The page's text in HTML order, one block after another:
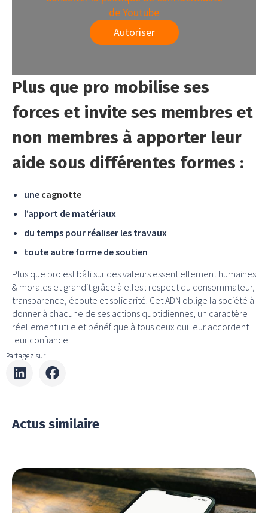
de Youtube
Autoriser
Plus que pro mobilise ses
forces et invite ses membres et
non membres à apporter leur
aide sous différentes formes :
une cagnotte
l’apport de matériaux
du temps pour réaliser les travaux
toute autre forme de soutien
Plus que pro est bâti sur des valeurs essentiellement humaines
& morales et grandit grâce à elles : respect du consommateur,
transparence, écoute et solidarité. Cet ADN oblige la société à
donner à chacune de ses actions quotidiennes, un caractère
réellement utile et bénéfique à tous ceux qui leur accordent
leur confiance.
Partagez sur :
Actus similaire